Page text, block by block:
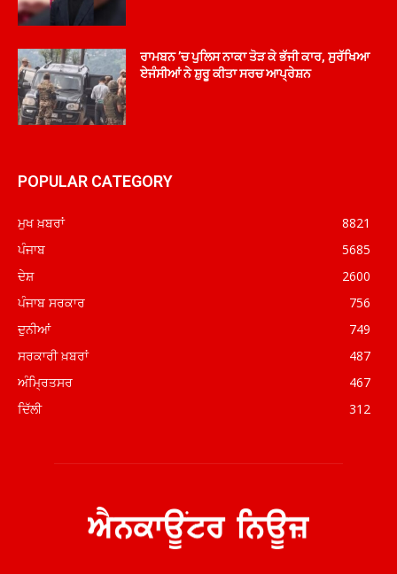
ਰਾਮਬਨ ’ਚ ਪੁਲਿਸ ਨਾਕਾ ਤੋੜ ਕੇ ਭੱਜੀ ਕਾਰ, ਸੁਰੱਖਿਆ
ਏਜੰਸੀਆਂ ਨੇ ਸ਼ੁਰੂ ਕੀਤਾ ਸਰਚ ਆਪ੍ਰੇਸ਼ਨ
POPULAR CATEGORY
ਮੁਖ ਖ਼ਬਰਾਂ
8821
ਪੰਜਾਬ
5685
ਦੇਸ਼
2600
ਪੰਜਾਬ ਸਰਕਾਰ
756
ਦੁਨੀਆਂ
749
ਸਰਕਾਰੀ ਖ਼ਬਰਾਂ
487
ਅੰਮ੍ਰਿਤਸਰ
467
ਦਿੱਲੀ
312